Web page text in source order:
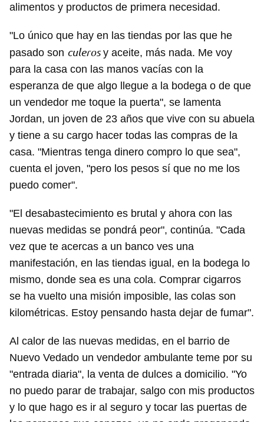
alimentos y productos de primera necesidad.
"Lo único que hay en las tiendas por las que he
pasado son culerosy aceite, más nada. Me voy
para la casa con las manos vacías con la
esperanza de que algo llegue a la bodega o de que
un vendedor me toque la puerta", se lamenta
Jordan, un joven de 23 años que vive con su abuela
y tiene a su cargo hacer todas las compras de la
casa. "Mientras tenga dinero compro lo que sea",
cuenta el joven, "pero los pesos sí que no me los
puedo comer".
"El desabastecimiento es brutal y ahora con las
nuevas medidas se pondrá peor", continúa. "Cada
vez que te acercas a un banco ves una
manifestación, en las tiendas igual, en la bodega lo
mismo, donde sea es una cola. Comprar cigarros
se ha vuelto una misión imposible, las colas son
kilométricas. Estoy pensando hasta dejar de fumar".
Al calor de las nuevas medidas, en el barrio de
Nuevo Vedado un vendedor ambulante teme por su
"entrada diaria", la venta de dulces a domicilio. "Yo
no puedo parar de trabajar, salgo con mis productos
y lo que hago es ir al seguro y tocar las puertas de